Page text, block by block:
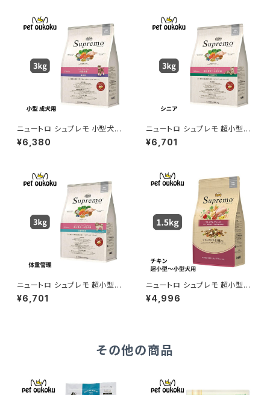
ニュートロ シュプレモ 小型犬
成犬用 3kg 456235878178
0
¥6,380
ニュートロ シュプレモ 超小型
犬〜小型犬 エイジングケア 3k
g 4562358781827
¥6,701
ニュートロ シュプレモ 超小型
犬〜小型犬 体重管理用 3kg 4
562358781865
¥6,701
ニュートロ シュプレモ 超小型
犬〜小型犬 成犬用 プレミアム
ブレンド チキン 1.5kg 49023
¥4,996
その他の商品